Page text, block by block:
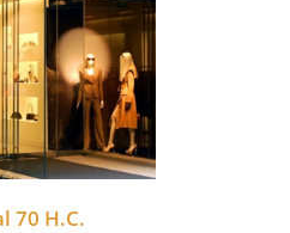
70 H.C.